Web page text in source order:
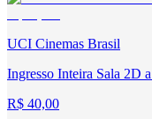
UCI Cinemas Brasil
Ingresso Inteira Sala 2D
R$ 40,00